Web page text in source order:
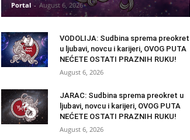
Portal - August 6, 2026
VODOLIJA: Sudbina sprema preokret
u ljubavi, novcu i karijeri, OVOG PUTA
NEĆETE OSTATI PRAZNIH RUKU!
August 6, 2026
JARAC: Sudbina sprema preokret u
ljubavi, novcu i karijeri, OVOG PUTA
NEĆETE OSTATI PRAZNIH RUKU!
August 6, 2026